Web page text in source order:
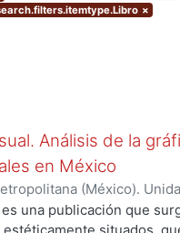
×
Análisis de la
en México
(México).
;Arroyo Pedroza, Verónica
Alberto;Quiroz
una publicación que